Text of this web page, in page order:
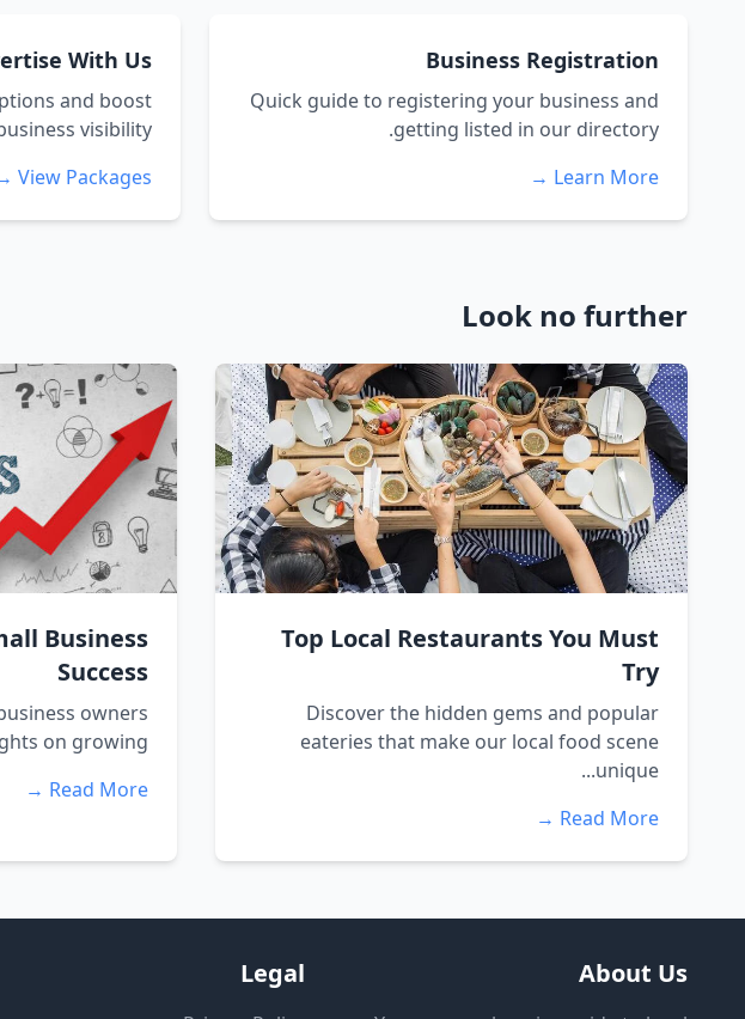
Business Registration
Quick guide to registering your business and
getting listed in our directory.
Learn More →
With Us
and boost
visibility.
View Packages →
Look no further
Top Local Restaurants You Must
Try
Discover the hidden gems and popular
eateries that make our local food scene
unique...
Read More →
Business
Success
owners
on growing...
Read More →
About Us
Legal